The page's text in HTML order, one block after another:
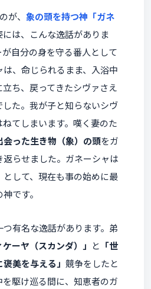
が、 象の頭を持つ神「ガネ
には、こんな逸話がありま
自分の身を守る番人として
、命じられるまま、入浴中
ち、戻ってきたシヴァさえ
た。我が子と知らないシヴ
てしまいます。嘆く妻のた
会った生き物（象）の頭をガ
らせました。ガネーシャは
として、現在も事の始めに最
です。
有名な逸話があります。弟
ケーヤ（スカンダ）」 と 「世
美を与える」 競争をしたと
駆け巡る間に、知恵者のガ